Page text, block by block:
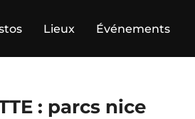
Lieux Événements
: parcs nice